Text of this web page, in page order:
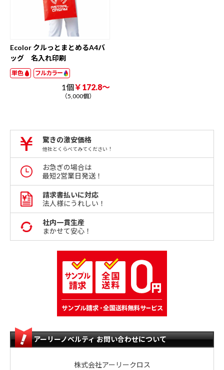
Ecolor クルっとまとめるA4バ
ッグ 名入れ印刷
単色 フルカラー
1個￥172.8～
（5,000個）
驚きの激安価格
他社とくらべてみてください！
お急ぎの場合は
最短2営業日発送！
請求書払いに対応
法人様にうれしい！
社内一貫生産
まかせて安心！
アーリーノベルティ お問い合わせについて
株式会社アーリークロス